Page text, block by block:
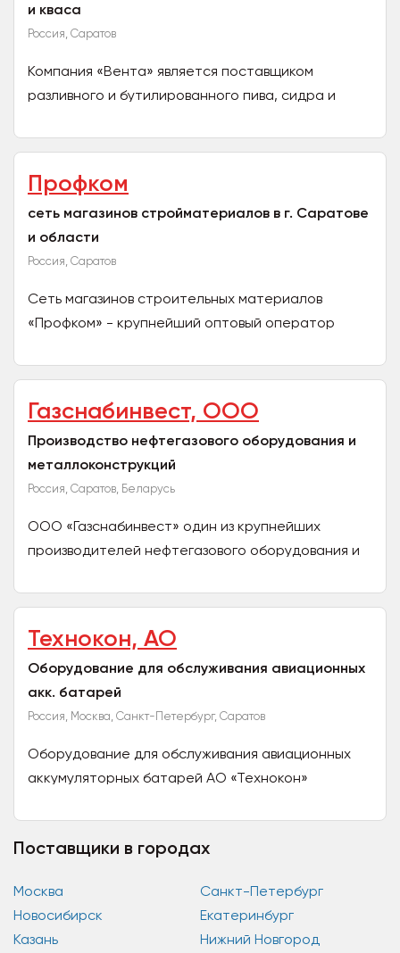
и кваса
Россия, Саратов
Компания «Вента» является поставщиком
разливного и бутилированного пива, сидра и
по доступной цене....
Профком
сеть магазинов стройматериалов в г. Саратове
и области
Россия, Саратов
Сеть магазинов строительных материалов
«Профком» - крупнейший оптовый оператор
предлагает широчайший выбор...
Газснабинвест, ООО
Производство нефтегазового оборудования и
металлоконструкций
Россия, Саратов, Беларусь
ООО «Газснабинвест» один из крупнейших
производителей нефтегазового оборудования и
Продукция компании...
Технокон, АО
Оборудование для обслуживания авиационных
акк. батарей
Россия, Москва, Санкт-Петербург, Саратов
Оборудование для обслуживания авиационных
аккумуляторных батарей АО «Технокон»
оборудования; УЗР; УПК;...
Поставщики в городах
Москва
Санкт-Петербург
Новосибирск
Екатеринбург
Казань
Нижний Новгород